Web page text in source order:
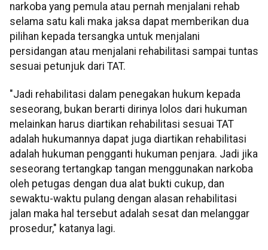
narkoba yang pemula atau pernah menjalani rehab
selama satu kali maka jaksa dapat memberikan dua
pilihan kepada tersangka untuk menjalani
persidangan atau menjalani rehabilitasi sampai tuntas
sesuai petunjuk dari TAT.
"Jadi rehabilitasi dalam penegakan hukum kepada
seseorang, bukan berarti dirinya lolos dari hukuman
melainkan harus diartikan rehabilitasi sesuai TAT
adalah hukumannya dapat juga diartikan rehabilitasi
adalah hukuman pengganti hukuman penjara. Jadi jika
seseorang tertangkap tangan menggunakan narkoba
oleh petugas dengan dua alat bukti cukup, dan
sewaktu-waktu pulang dengan alasan rehabilitasi
jalan maka hal tersebut adalah sesat dan melanggar
prosedur," katanya lagi.